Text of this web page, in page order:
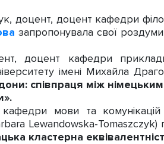
доцент, доцент кафедри
запропонувала свої
доцент кафедри
імені Михайла
співпраця між
мови та комунікацій
Lewandowska-Tomaszczyk)
кластерна